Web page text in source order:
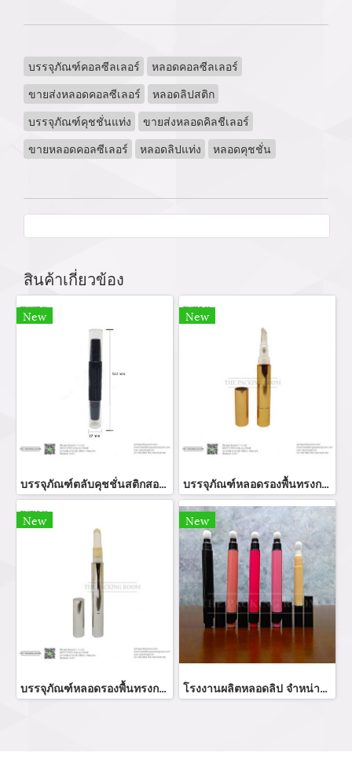
บรรจุภัณฑ์คอลซีลเลอร์
หลอดคอลซีลเลอร์
ขายส่งหลอดคอลซีเลอร์
หลอดลิปสติก
บรรจุภัณฑ์คุชชั่นแท่ง
ขายส่งหลอดคิลชีเลอร์
ขายหลอดคอลซีเลอร์
หลอดลิปแท่ง หลอดคุชชั่น
สินค้าเกี่ยวข้อง
New
บรรจุภัณฑ์ตลับคุชชั่นสติกสองหัวสีขี้ม้าฝาปิดโปร่งใส
New
บรรจุภัณฑ์หลอดรองพื้นทรงกลมสีทองเงาใช้งานแบบหมุน
New
บรรจุภัณฑ์หลอดรองพื้นทรงกลมสีเงินเงาใช้งานแบบหมุน
New
โรงงานผลิตหลอดลิป จำหน่ายหลอดคอนซีลเลอร์ รับผลิตหลอดลิปหัวฟองน้ำทรงสวยหรู สามรถนำไปบรรจุภัณฑ์ลิปกลอส ลิปจิ้จุ่ม บรรจุผลิตภัณฑ์คอนซีลเลอร์ บรรจุภัณฑ์หลอดคอนทัวร์